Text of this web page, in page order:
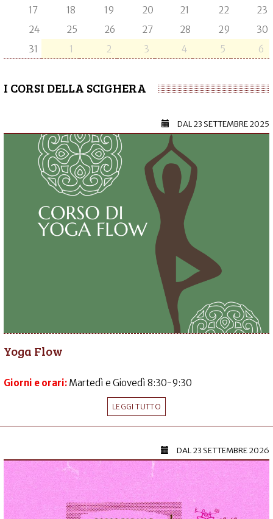
17
18 19 20 21 22
23
24
25 26 27 28 29
30
31
1 2 3 4 5 6
I CORSI DELLA SCIGHERA
DAL23 SETTEMBRE 2025
Yoga Flow
Giorni e orari: Martedì e Giovedì 8:30-9:30
LEGGI TUTTO
DAL23 SETTEMBRE 2026